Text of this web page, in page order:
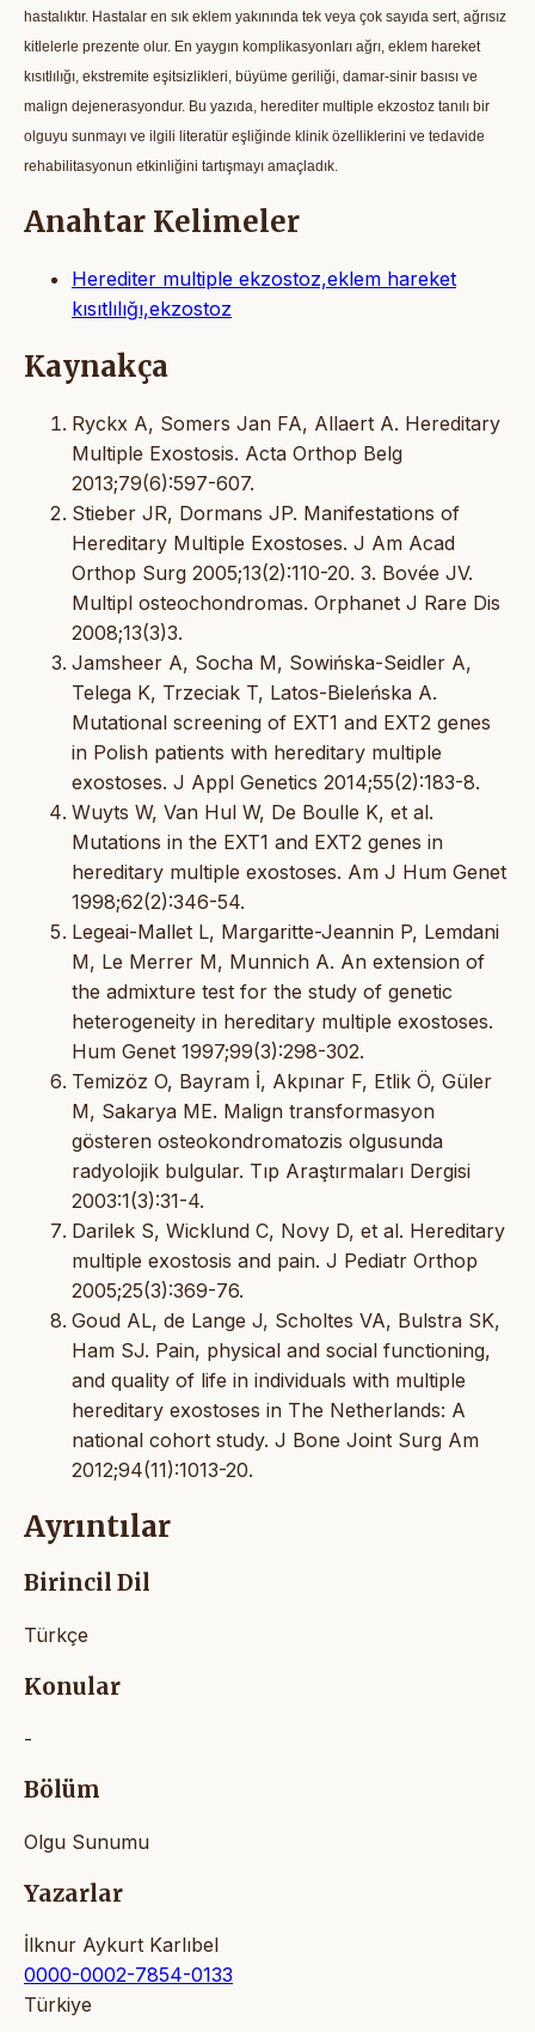
hastalıktır. Hastalar en sık eklem yakınında tek veya çok sayıda sert, ağrısız
kitlelerle prezente olur. En yaygın komplikasyonları ağrı, eklem hareket
kısıtlılığı, ekstremite eşitsizlikleri, büyüme geriliği, damar-sinir basısı ve
malign dejenerasyondur. Bu yazıda, herediter multiple ekzostoz tanılı bir
olguyu sunmayı ve ilgili literatür eşliğinde klinik özelliklerini ve tedavide
rehabilitasyonun etkinliğini tartışmayı amaçladık.
Anahtar Kelimeler
Herediter multiple ekzostoz,eklem hareket
kısıtlılığı,ekzostoz
Kaynakça
Ryckx A, Somers Jan FA, Allaert A. Hereditary
Multiple Exostosis. Acta Orthop Belg
2013;79(6):597-607.
Stieber JR, Dormans JP. Manifestations of
Hereditary Multiple Exostoses. J Am Acad
Orthop Surg 2005;13(2):110-20. 3. Bovée JV.
Multipl osteochondromas. Orphanet J Rare Dis
2008;13(3)3.
Jamsheer A, Socha M, Sowińska-Seidler A,
Telega K, Trzeciak T, Latos-Bieleńska A.
Mutational screening of EXT1 and EXT2 genes
in Polish patients with hereditary multiple
exostoses. J Appl Genetics 2014;55(2):183-8.
Wuyts W, Van Hul W, De Boulle K, et al.
Mutations in the EXT1 and EXT2 genes in
hereditary multiple exostoses. Am J Hum Genet
1998;62(2):346-54.
Legeai-Mallet L, Margaritte-Jeannin P, Lemdani
M, Le Merrer M, Munnich A. An extension of
the admixture test for the study of genetic
heterogeneity in hereditary multiple exostoses.
Hum Genet 1997;99(3):298-302.
Temizöz O, Bayram İ, Akpınar F, Etlik Ö, Güler
M, Sakarya ME. Malign transformasyon
gösteren osteokondromatozis olgusunda
radyolojik bulgular. Tıp Araştırmaları Dergisi
2003:1(3):31-4.
Darilek S, Wicklund C, Novy D, et al. Hereditary
multiple exostosis and pain. J Pediatr Orthop
2005;25(3):369-76.
Goud AL, de Lange J, Scholtes VA, Bulstra SK,
Ham SJ. Pain, physical and social functioning,
and quality of life in individuals with multiple
hereditary exostoses in The Netherlands: A
national cohort study. J Bone Joint Surg Am
2012;94(11):1013-20.
Ayrıntılar
Birincil Dil
Türkçe
Konular
-
Bölüm
Olgu Sunumu
Yazarlar
İlknur Aykurt Karlıbel
0000-0002-7854-0133
Türkiye